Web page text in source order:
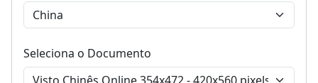
Seleciona o Documento